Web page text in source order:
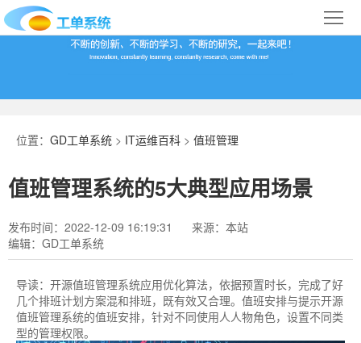
首
百
科
下
载
于
我
行
业
位置： GD工单系统 > IT运维百科 > 值班管理
值班管理系统的5大典型应用场景
发布时间：2022-12-09 16:19:31
来源：本站
编辑：GD工单系统
导读： 开源值班管理系统应用优化算法，依据预置时长，完成了好
几个排班计划方案混和排班，既有效又合理。值班安排与提示开源
值班管理系统的值班安排，针对不同使用人人物角色，设置不同类
型的管理权限。